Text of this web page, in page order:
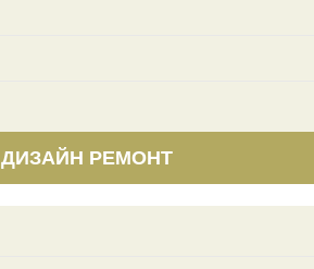
ДИЗАЙН РЕМОНТ